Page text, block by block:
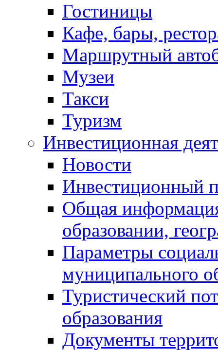
Гостиницы
Кафе, бары,
Маршрутный
Музеи
Такси
Туризм
Инвестиционная
Новости
Инвестиционный
Общая
образовании,
Параметры
муниципального
Туристический
образования
Документы